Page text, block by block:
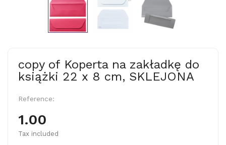
copy of Koperta na zakładkę do
książki 22 x 8 cm, SKLEJONA
Reference:
1.00
Tax included